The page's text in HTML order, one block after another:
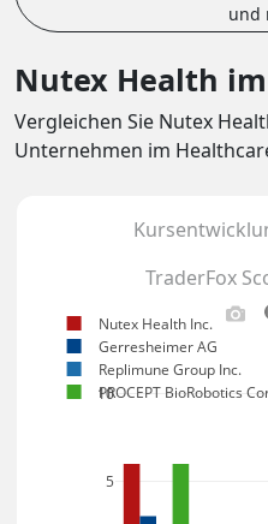
und
Nutex Health
Vergleichen Sie Nutex
Unternehmen im
TraderFox
5
10
Nutex Health Inc.
Gerresheimer AG
Replimune Group Inc.
PROCEPT BioRobotics